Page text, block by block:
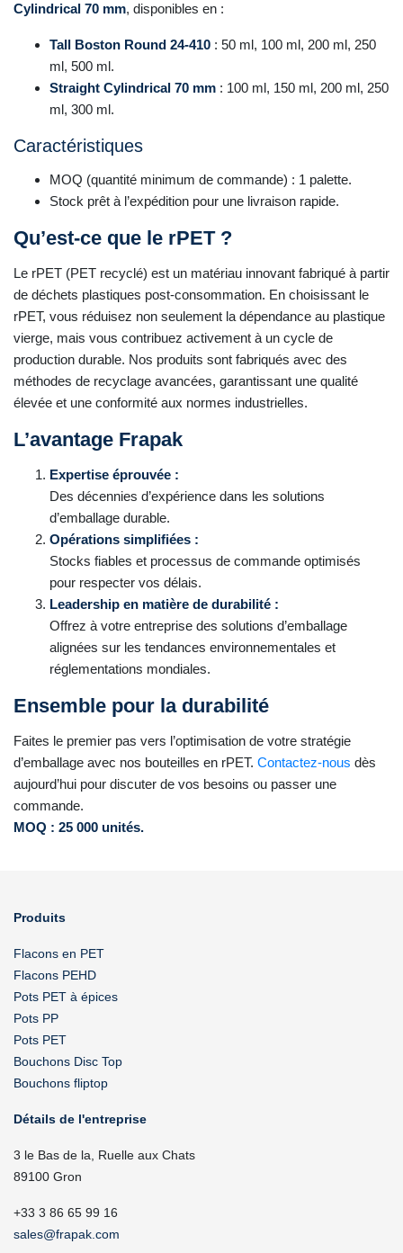
Cylindrical 70 mm, disponibles en :
Tall Boston Round 24-410 : 50 ml, 100 ml, 200 ml, 250
ml, 500 ml.
Straight Cylindrical 70 mm : 100 ml, 150 ml, 200 ml, 250
ml, 300 ml.
Caractéristiques
MOQ (quantité minimum de commande) : 1 palette.
Stock prêt à l’expédition pour une livraison rapide.
Qu’est-ce que le rPET ?
Le rPET (PET recyclé) est un matériau innovant fabriqué à partir
de déchets plastiques post-consommation. En choisissant le
rPET, vous réduisez non seulement la dépendance au plastique
vierge, mais vous contribuez activement à un cycle de
production durable. Nos produits sont fabriqués avec des
méthodes de recyclage avancées, garantissant une qualité
élevée et une conformité aux normes industrielles.
L’avantage Frapak
Expertise éprouvée :
Des décennies d’expérience dans les solutions
d’emballage durable.
Opérations simplifiées :
Stocks fiables et processus de commande optimisés
pour respecter vos délais.
Leadership en matière de durabilité :
Offrez à votre entreprise des solutions d’emballage
alignées sur les tendances environnementales et
réglementations mondiales.
Ensemble pour la durabilité
Faites le premier pas vers l’optimisation de votre stratégie
d’emballage avec nos bouteilles en rPET. Contactez-nous dès
aujourd’hui pour discuter de vos besoins ou passer une
commande.
MOQ : 25 000 unités.
Produits
Flacons en PET
Flacons PEHD
Pots PET à épices
Pots PP
Pots PET
Bouchons Disc Top
Bouchons fliptop
Détails de l'entreprise
3 le Bas de la, Ruelle aux Chats
89100 Gron
+33 3 86 65 99 16
sales@frapak.com